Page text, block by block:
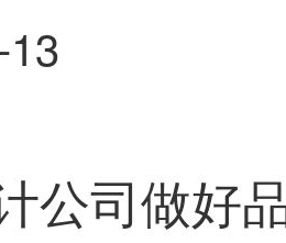
公司做好